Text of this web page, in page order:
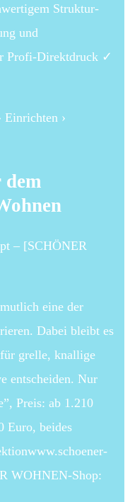
Struktur-
und
Profi-Direktdruck ✓
Einrichten ›
– [SCHÖNER
eine der
Dabei bleibt es
grelle, knallige
entscheiden. Nur
Preis: ab 1.210
Euro, beides
WOHNEN-Shop: